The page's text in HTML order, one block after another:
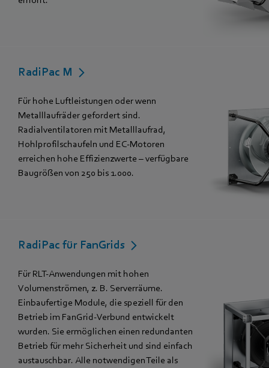
RadiPac M
Für hohe Luftleistungen oder wenn
Metalllaufräder gefordert sind.
Radialventilatoren mit Metalllaufrad,
Hohlprofilschaufeln und EC-Motoren
erreichen hohe Effizienzwerte – verfügbare
Baugrößen von 250 bis 1.000.
RadiPac für FanGrids
Für RLT-Anwendungen mit hohen
Volumenströmen, z. B. Serverräume.
Einbaufertige Module, die speziell für den
Betrieb im FanGrid-Verbund entwickelt
wurden. Sie ermöglichen einen redundanten
Betrieb für mehr Sicherheit und sind einfach
austauschbar. Alle notwendigen Teile als